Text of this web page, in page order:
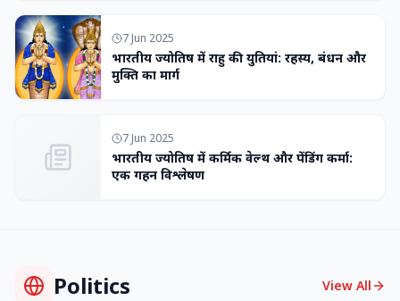
7 Jun 2025
भारतीय ज्योतिष में राहु की युतियां: रहस्य, बंधन और
मुक्ति का मार्ग
7 Jun 2025
भारतीय ज्योतिष में कर्मिक वेल्थ और पेंडिंग कर्मा:
एक गहन विश्लेषण
Politics View All